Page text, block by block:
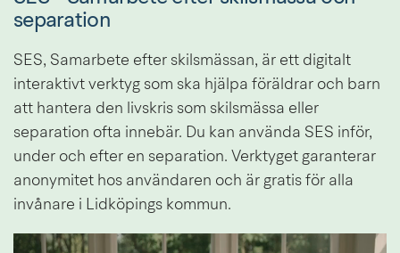
separation
SES, Samarbete efter skilsmässan, är ett digitalt
interaktivt verktyg som ska hjälpa föräldrar och barn
att hantera den livskris som skilsmässa eller
separation ofta innebär. Du kan använda SES inför,
under och efter en separation. Verktyget garanterar
anonymitet hos användaren och är gratis för alla
invånare i Lidköpings kommun.